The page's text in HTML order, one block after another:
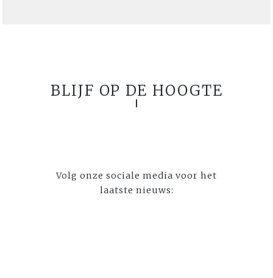
BLIJF OP DE HOOGTE
Volg onze sociale media voor het
laatste nieuws: